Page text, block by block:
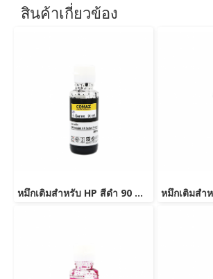
สินค้าเกี่ยวข้อง
หมึกเติมสำหรับ HP สีดำ 90 ml. โคแมกซ์